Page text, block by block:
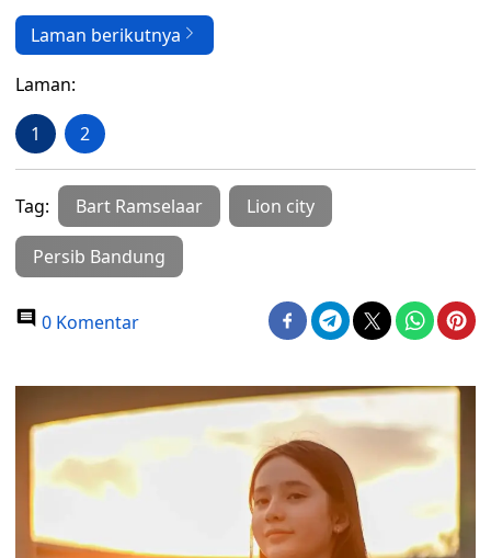
Laman berikutnya
Laman:
1 2
Tag: Bart Ramselaar Lion city
Persib Bandung
0 Komentar